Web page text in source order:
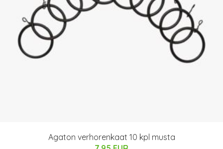
Agaton verhorenkaat 10 kpl musta